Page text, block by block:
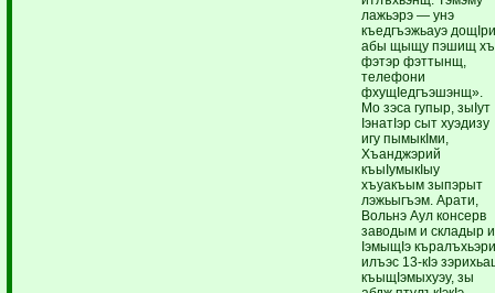
лажьэрэ — унэ
къедгъэжьауэ
абы щыщу пэшищ
фэтэр фэттынщ,
телефони
фхущIедгъэшэнщ».
Мо зэса гупыр, зыIут
IэнатIэр сыт хуэдизу
игу пымыкIми,
Хъанджэрий
къыIумыкIыу
хъуакъым зыпэрыт
лэжьыгъэм. Арати,
Вольнэ Аул консерв
заводым и складыр и
IэмыщIэ
илъэс 13-кIэ
къыщIэмыхуэу, зы